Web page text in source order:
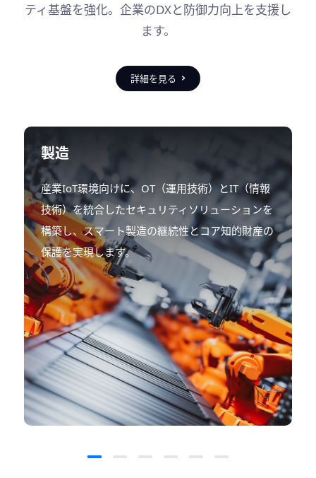
ティ基盤を強化。企業のDXと防御力向上を支援し
ます。
詳細を見る
製造
産業IoT環境向けに、OT（運用技術）とIT（情報
技術）を統合した‌セキュリティソリューション‌を
構築し、スマート製造の継続性とコア知的財産の
保護を実現します。